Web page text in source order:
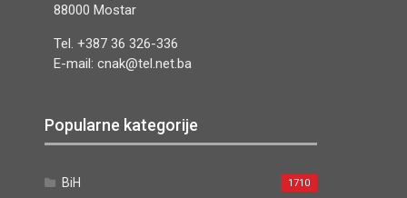
88000 Mostar
Tel. +387 36 326-336
E-mail: cnak@tel.net.ba
Popularne kategorije
BiH 1710